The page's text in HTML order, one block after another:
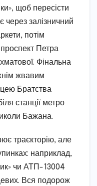
щоб пересісти
через залізничний
потім
Петра
Фінальна
жвавим
Братства
станції метро
Бажана.
траєкторію, але
наприклад,
чи АТП-13004
Вся подорож